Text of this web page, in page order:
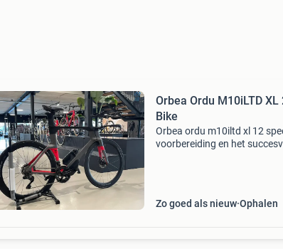
Orbea Ordu M10iLTD
Bike
Orbea ordu m10iltd xl 12
voorbereiding en het
Zo goed als nieuw Ophalen